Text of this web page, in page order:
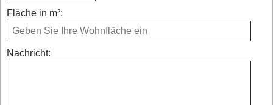
Fläche in m²:
Nachricht: